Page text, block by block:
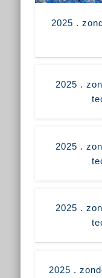
2025 .
2025 .
2025 .
2025 .
2025 .